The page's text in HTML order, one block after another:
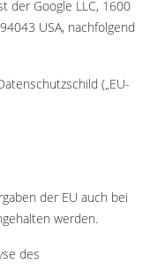
der Google LLC, 1600
USA, nachfolgend
(„EU-
der EU auch bei
werden.
des